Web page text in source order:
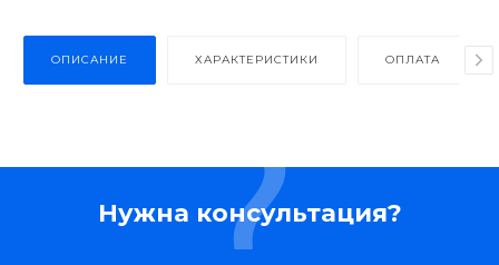
ОПИСАНИЕ ХАРАКТЕРИСТИКИ ОПЛАТА
Нужна консультация?